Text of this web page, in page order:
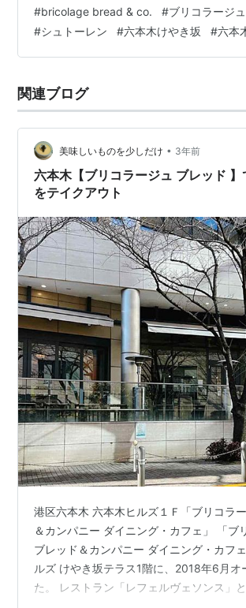
一本も予約も購入もしませんでした。 しか
時期の楽しみなので、これを逃したら来年
になる。。。 そう思うと、ほんの少しで
ものの、私の行動範囲では見つかりません
が、先日たまたまお買い物の帰りに寄っ
#bricolage bread & co. #ブリコラージ
#シュトーレン #六本木けやき坂 #六本
関連ブログ
美味しいものを少しだけ • 3年前
六本木【ブリコラージュ ブレッド
をテイクアウト
港区六本木 六本木ヒルズ１Ｆ「ブリコラ
＆カンパニー ダイニング・カフェ」 「ブ
ブレッド＆カンパニー ダイニング・カフ
ルズ けやき坂テラス1階に、2018年6月オ
た。 レストラン「レフェルヴェソンス」